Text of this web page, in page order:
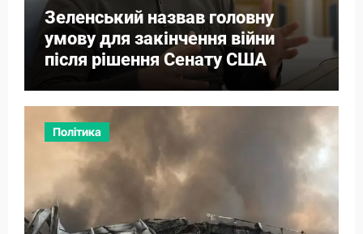
Зеленський назвав головну
умову для закінчення війни
після рішення Сенату США
Політика